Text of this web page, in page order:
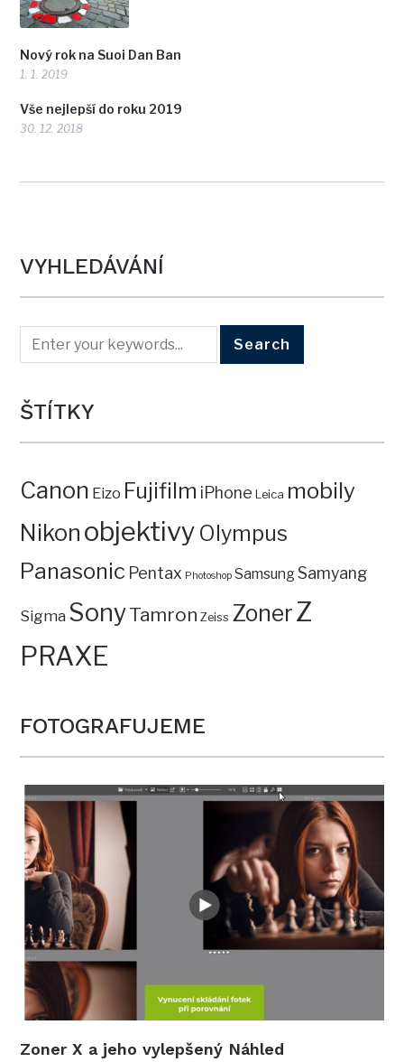
Nový rok na Suoi Dan Ban
1. 1. 2019
Vše nejlepší do roku 2019
30. 12. 2018
VYHLEDÁVÁNÍ
ŠTÍTKY
Canon Eizo Fujifilm iPhone Leica mobily
Nikon objektivy Olympus
Panasonic Pentax Photoshop SamsungSamyang
Sigma SonyTamron Zeiss ZonerZ
PRAXE
FOTOGRAFUJEME
Zoner X a jeho vylepšený Náhled